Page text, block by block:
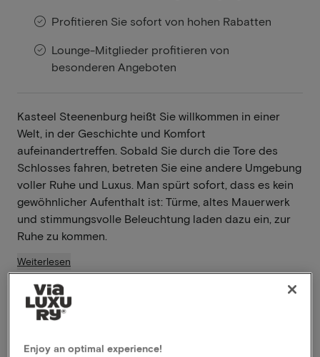
Profitieren Sie sofort von hohen Rabatten
Lounge-Mitglieder profitieren von
besonderen Angeboten
Kasteel Steenenburg heißt Sie willkommen in einer
Welt, in der Geschichte und Komfort
aufeinandertreffen. Sobald Sie durch die Tore des
Schlosses fahren, betreten Sie eine andere Umgebung
voller Ruhe und Luxus. Man spürt sofort, dass es kein
gewöhnlicher Aufenthalt ist: Türme, altes Mauerwerk
und stimmungsvolle Beleuchtung laden dazu ein, zur
Ruhe zu kommen.
Weiterlesen
Nur 15 Minuten von Den Bosch entfernt
Wunderschöne Umgebung zum Wandern und
Inklusive Frühstück
Enjoy an optimal experience!